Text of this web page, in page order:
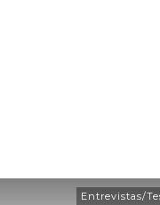
Entrevistas/